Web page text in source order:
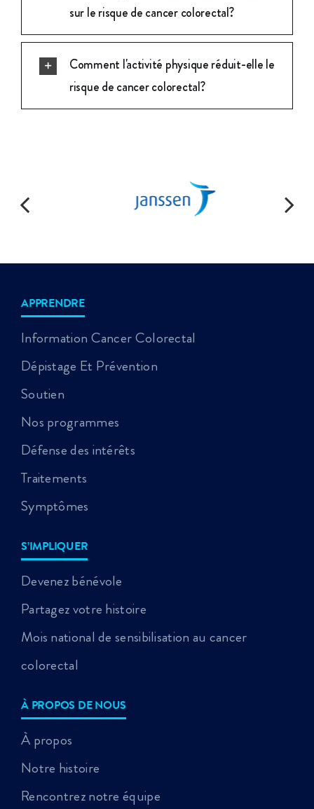
sur le risque de cancer colorectal?
Comment l'activité physique réduit-elle le
risque de cancer colorectal?
APPRENDRE
Information Cancer Colorectal
Dépistage Et Prévention
Soutien
Nos programmes
Défense des intérêts
Traitements
Symptômes
S’IMPLIQUER
Devenez bénévole
Partagez votre histoire
Mois national de sensibilisation au cancer
colorectal
À PROPOS DE NOUS
À propos
Notre histoire
Rencontrez notre équipe